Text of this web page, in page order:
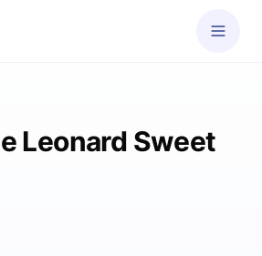
Leonard Sweet